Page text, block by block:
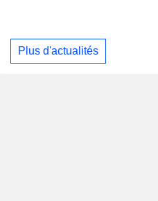
Plus d'actualités